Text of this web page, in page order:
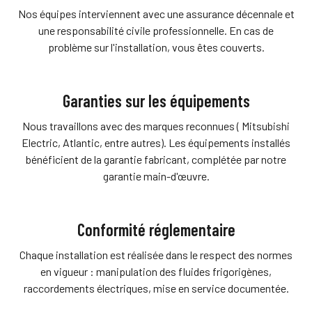
Nos équipes interviennent avec une assurance décennale et
une responsabilité civile professionnelle. En cas de
problème sur l'installation, vous êtes couverts.
Garanties sur les équipements
Nous travaillons avec des marques reconnues ( Mitsubishi
Electric, Atlantic, entre autres). Les équipements installés
bénéficient de la garantie fabricant, complétée par notre
garantie main-d'œuvre.
Conformité réglementaire
Chaque installation est réalisée dans le respect des normes
en vigueur : manipulation des fluides frigorigènes,
raccordements électriques, mise en service documentée.